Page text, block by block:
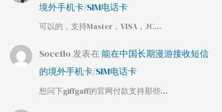
境外手机卡/SIM电话卡
可以的，支持Master，VISA，JC…
Soce1lo 发表在能在中国长期漫游接收短信
的境外手机卡/SIM电话卡
想问下giffgaff的官网付款支持那些…